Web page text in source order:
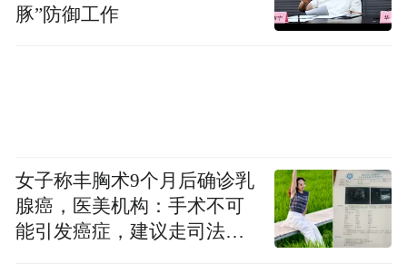
豚”防御工作
女子称丰胸术9个月后确诊乳
腺癌，医美机构：手术不可
能引发癌症，建议走司法途